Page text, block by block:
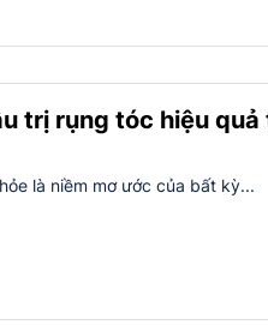
trị rụng tóc hiệu quả
là niềm mơ ước của bất kỳ...